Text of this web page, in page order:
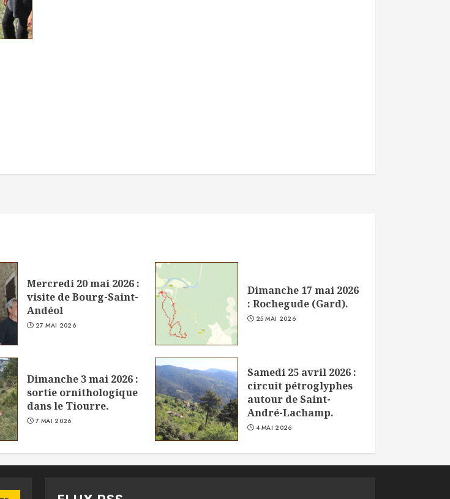
Mercredi 20 mai 2026 :
visite de Bourg-Saint-
Andéol
27 MAI 2026
Dimanche 17 mai 2026
: Rochegude (Gard).
25 MAI 2026
Dimanche 3 mai 2026 :
sortie ornithologique
dans le Tiourre.
7 MAI 2026
Samedi 25 avril 2026 :
circuit pétroglyphes
autour de Saint-
André-Lachamp.
4 MAI 2026